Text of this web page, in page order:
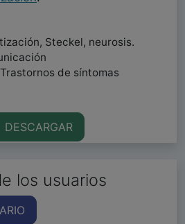
Steckel, neurosis.
de síntomas
los usuarios